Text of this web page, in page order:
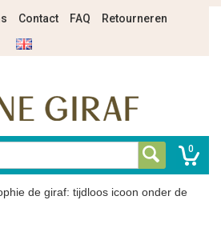
Contact FAQ
Retourneren
0
de giraf: tijdloos icoon onder de